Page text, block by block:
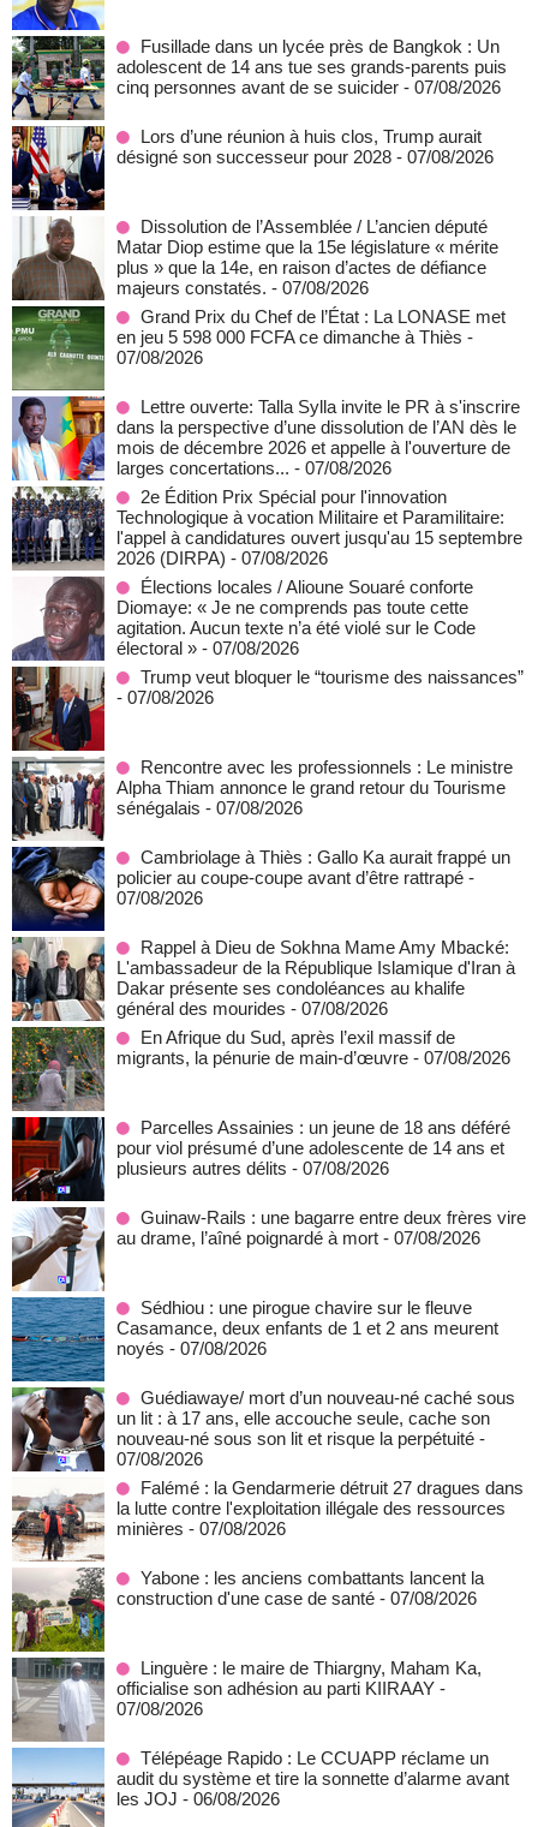
Fusillade dans un lycée près de Bangkok : Un
adolescent de 14 ans tue ses grands-parents puis
cinq personnes avant de se suicider - 07/08/2026
Lors d’une réunion à huis clos, Trump aurait
désigné son successeur pour 2028 - 07/08/2026
Dissolution de l’Assemblée / L’ancien député
Matar Diop estime que la 15e législature « mérite
plus » que la 14e, en raison d’actes de défiance
majeurs constatés. - 07/08/2026
Grand Prix du Chef de l’État : La LONASE met
en jeu 5 598 000 FCFA ce dimanche à Thiès -
07/08/2026
Lettre ouverte: Talla Sylla invite le PR à s'inscrire
dans la perspective d’une dissolution de l’AN dès le
mois de décembre 2026 et appelle à l'ouverture de
larges concertations... - 07/08/2026
2e Édition Prix Spécial pour l'innovation
Technologique à vocation Militaire et Paramilitaire:
l'appel à candidatures ouvert jusqu'au 15 septembre
2026 (DIRPA) - 07/08/2026
Élections locales / Alioune Souaré conforte
Diomaye: « Je ne comprends pas toute cette
agitation. Aucun texte n’a été violé sur le Code
électoral » - 07/08/2026
Trump veut bloquer le “tourisme des naissances”
- 07/08/2026
Rencontre avec les professionnels : Le ministre
Alpha Thiam annonce le grand retour du Tourisme
sénégalais - 07/08/2026
Cambriolage à Thiès : Gallo Ka aurait frappé un
policier au coupe-coupe avant d’être rattrapé -
07/08/2026
Rappel à Dieu de Sokhna Mame Amy Mbacké:
L'ambassadeur de la République Islamique d'Iran à
Dakar présente ses condoléances au khalife
général des mourides - 07/08/2026
En Afrique du Sud, après l’exil massif de
migrants, la pénurie de main-d’œuvre - 07/08/2026
Parcelles Assainies : un jeune de 18 ans déféré
pour viol présumé d’une adolescente de 14 ans et
plusieurs autres délits - 07/08/2026
Guinaw-Rails : une bagarre entre deux frères vire
au drame, l’aîné poignardé à mort - 07/08/2026
Sédhiou : une pirogue chavire sur le fleuve
Casamance, deux enfants de 1 et 2 ans meurent
noyés - 07/08/2026
Guédiawaye/ mort d’un nouveau-né caché sous
un lit : à 17 ans, elle accouche seule, cache son
nouveau-né sous son lit et risque la perpétuité -
07/08/2026
Falémé : la Gendarmerie détruit 27 dragues dans
la lutte contre l'exploitation illégale des ressources
minières - 07/08/2026
Yabone : les anciens combattants lancent la
construction d'une case de santé - 07/08/2026
Linguère : le maire de Thiargny, Maham Ka,
officialise son adhésion au parti KIIRAAY -
07/08/2026
Télépéage Rapido : Le CCUAPP réclame un
audit du système et tire la sonnette d’alarme avant
les JOJ - 06/08/2026